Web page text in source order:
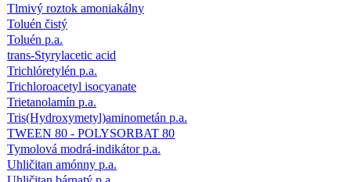
Tlmivý roztok amoniakálny
Toluén čistý
Toluén p.a.
trans-Styrylacetic acid
Trichlóretylén p.a.
Trichloroacetyl isocyanate
Trietanolamín p.a.
Tris(Hydroxymetyl)aminometán p.a.
TWEEN 80 - POLYSORBAT 80
Tymolová modrá-indikátor p.a.
Uhličitan amónny p.a.